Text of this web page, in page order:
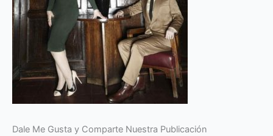
Dale Me Gusta y Comparte Nuestra Publicación